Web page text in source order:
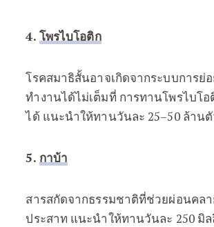
4. โพรไบโอติก
โรคสมาธิสั้นอาจเกิดจากระบบการย่
ทำงานได้ไม่เต็มที่ การทานโพรไบโ
ได้ แนะนำให้ทานวันละ 25–50 ล้าน
5. กาบ้า
สารสกัดจากธรรมชาติที่ช่วยผ่อนคล
ประสาท แนะนำให้ทานวันละ 250 มิ